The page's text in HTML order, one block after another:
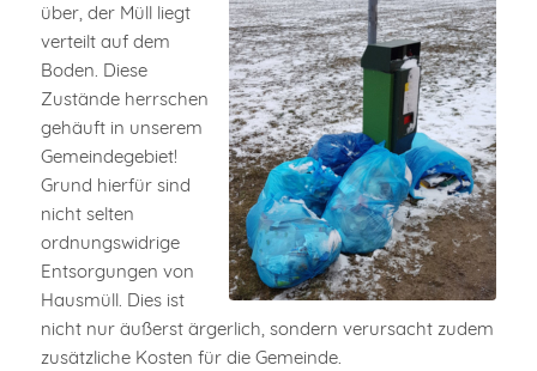
über, der Müll liegt
verteilt auf dem
Boden. Diese
Zustände herrschen
gehäuft in unserem
Gemeindegebiet!
Grund hierfür sind
nicht selten
ordnungswidrige
Entsorgungen von
Hausmüll. Dies ist
nicht nur äußerst ärgerlich, sondern verursacht zudem
zusätzliche Kosten für die Gemeinde.